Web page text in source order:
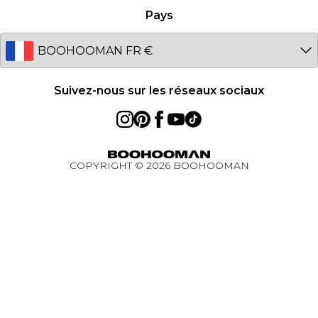
Réduction étudiant - UNiDAYS
Réduction étudiant - Student Beans
Réduction étudiant
Réduction pour les travailleurs essentiels
BOOHOOMAN App
Australia
Pays
Suivez-nous sur les réseaux sociaux
COPYRIGHT © 2026BOOHOOMAN